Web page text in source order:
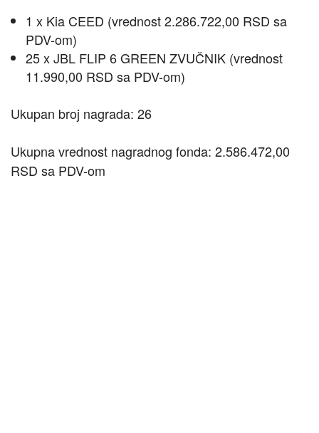
1 x Kia CEED (vrednost 2.286.722,00 RSD sa
PDV-om)
25 x JBL FLIP 6 GREEN ZVUČNIK (vrednost
11.990,00 RSD sa PDV-om)
Ukupan broj nagrada: 26
Ukupna vrednost nagradnog fonda: 2.586.472,00
RSD sa PDV-om